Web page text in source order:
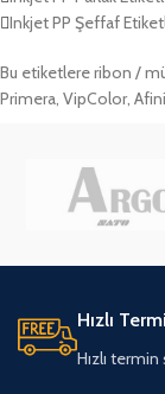
Inkjet PP Şeffaf
Bu etiketlere ribon /
Primera, VipColor,
Hızlı
Hızlı